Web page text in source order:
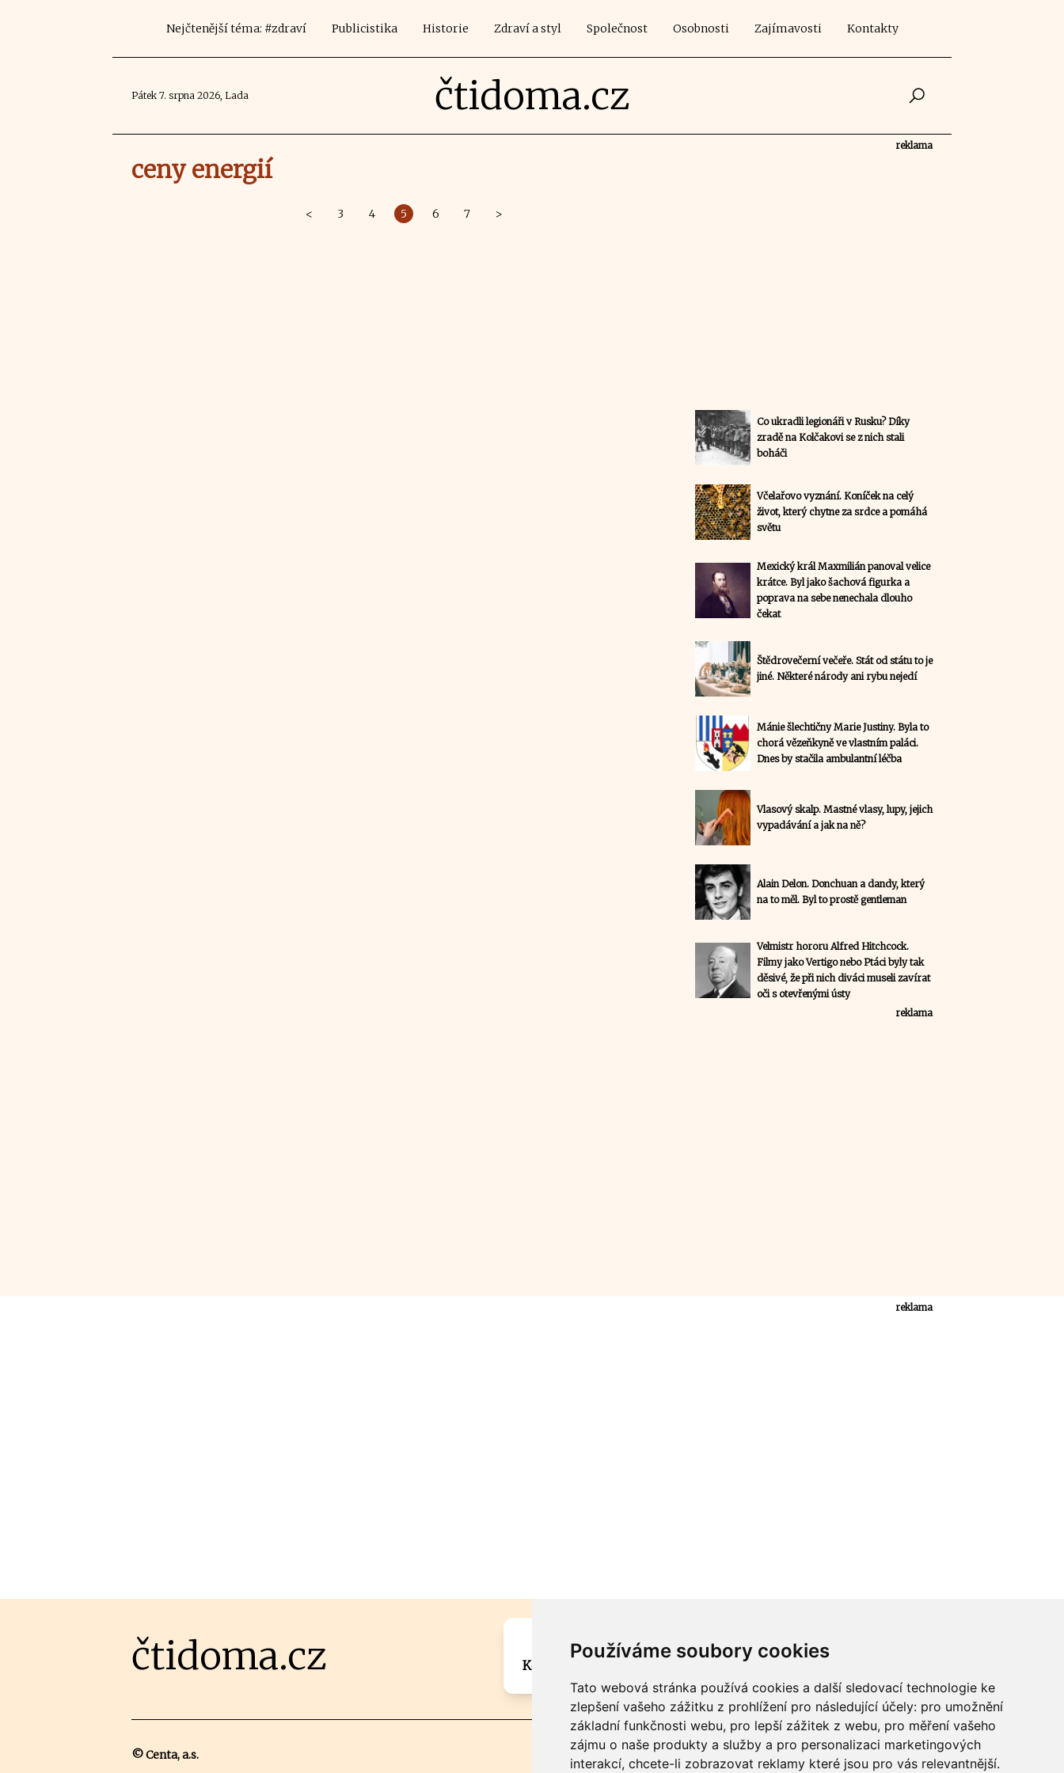
Používáme soubory cookies
Tato webová stránka používá cookies a další sledovací technologie ke
zlepšení vašeho zážitku z prohlížení pro následující účely: pro umožnění
základní funkčnosti webu, pro lepší zážitek z webu, pro měření vašeho
zájmu o naše produkty a služby a pro personalizaci marketingových
interakcí, chcete-li zobrazovat reklamy které jsou pro vás relevantnější.
Nejčtenější téma: #zdraví Publicistika Historie Zdraví a styl Společnost Osobnosti Zajímavosti Kontakty
Pátek 7. srpna 2026, Lada čtidoma.cz
ceny energií
< 3 4 5 6 7 >
reklama
Co ukradli legionáři v Rusku? Díky
zradě na Kolčakovi se z nich stali
boháči
Včelařovo vyznání. Koníček na celý
život, který chytne za srdce a pomáhá
světu
Mexický král Maxmilián panoval velice
krátce. Byl jako šachová figurka a
poprava na sebe nenechala dlouho
čekat
Štědrovečerní večeře. Stát od státu to je
jiné. Některé národy ani rybu nejedí
Mánie šlechtičny Marie Justiny. Byla to
chorá vězeňkyně ve vlastním paláci.
Dnes by stačila ambulantní léčba
Vlasový skalp. Mastné vlasy, lupy, jejich
vypadávání a jak na ně?
Alain Delon. Donchuan a dandy, který
na to měl. Byl to prostě gentleman
Velmistr hororu Alfred Hitchcock.
Filmy jako Vertigo nebo Ptáci byly tak
děsivé, že při nich diváci museli zavírat
oči s otevřenými ústy
reklama
reklama
čtidoma.cz
Máte zajímavou informaci? Chcete spolupracovat?
Kontaktujte šéfredaktora Martina Chalupu:
© Centa, a.s.